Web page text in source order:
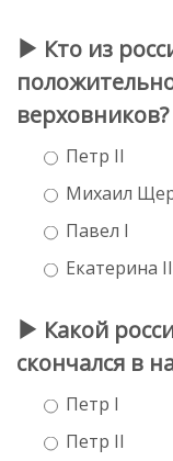
Кто из
верховников?
Петр II
Михаил
Павел I
Екатерина II
Какой
скончался в
Петр I
Петр II